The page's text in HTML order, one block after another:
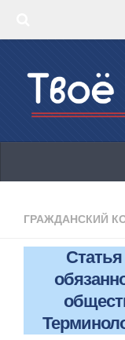
‣ КБК 2019
КБК 2019
ОКВЭД 2019
Онлайн-кассы
Законодательство
ГРАЖДАНСКИЙ